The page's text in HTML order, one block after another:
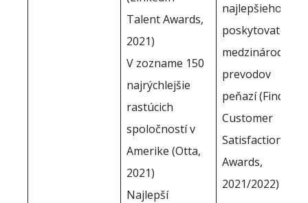
Talent Awards,
2021)
V zozname 150
najrýchlejšie
rastúcich
spoločností v
Amerike (Otta,
2021)
Najlepší
najlepšieho
poskytovateľa
medzinárodných
prevodov
peňazí (Finder
Customer
Satisfaction
Awards,
2021/2022)